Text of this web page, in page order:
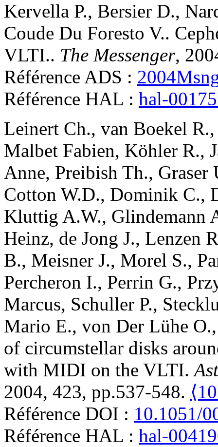
Kervella P., Bersier D.,
Coude Du Foresto V..
VLTI.. The Messenger,
Référence ADS :
Référence HAL : hal-
Leinert Ch., van Boekel R.
Malbet Fabien, Köhler R.,
Anne, Preibish Th., Graser
Cotton W.D., Dominik C.,
Kluttig A.W., Glindemann
Heinz, de Jong J., Lenzen
B., Meisner J., Morel S.,
Percheron I., Perrin G.,
Marcus, Schuller P.,
Mario E., von Der Lühe O.
of circumstellar disks
with MIDI on the VLTI.
2004, 423, pp.537-548.
Référence DOI : 10.1051/
Référence HAL : hal-